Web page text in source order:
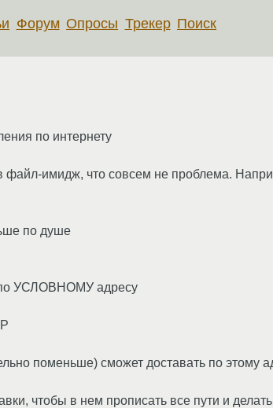
Форум Опросы Трекер Поиск
по интернету
файл-имидж, что совсем не проблема.
по душе
по УСЛОВНОМУ адресу
поменьше) сможет доставать по этому
чтобы в нем прописать все пути и